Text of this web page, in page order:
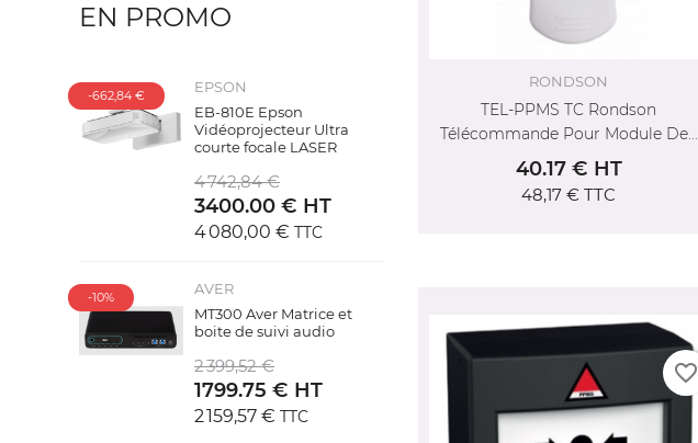
EN PROMO
-662,84 €
EPSON
EB-810E Epson
Vidéoprojecteur Ultra
courte focale LASER
4 742,84 €
3400.00 € HT
4 080,00 € TTC
-10%
AVER
MT300 Aver Matrice et
boite de suivi audio
2 399,52 €
1799.75 € HT
2 159,57 € TTC
RONDSON
TEL-PPMS TC Rondson
Télécommande Pour Module De...
40.17 € HT
48,17 € TTC
favorite_border